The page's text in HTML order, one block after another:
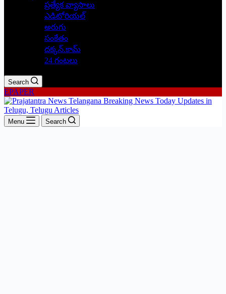
ప్రత్యేక వ్యాసాలు
ఎడిటోరియల్
అరుగు
సంకేతం
దక్కన్.కామ్
24 గంటలు
Search
EPAPER
Menu Search